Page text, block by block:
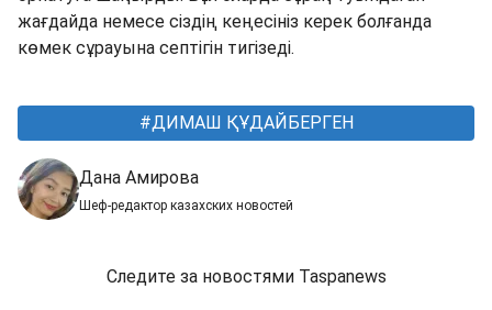
жағдайда немесе сіздің кеңесініз керек болғанда
көмек сұрауына септігін тигізеді.
ДИМАШ ҚҰДАЙБЕРГЕН
Дана Амирова
Шеф-редактор казахских новостей
Следите за новостями Taspanews